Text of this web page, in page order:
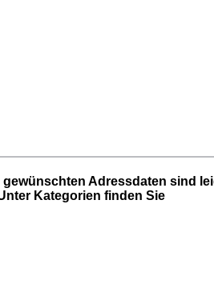
Adressdaten sind
Kategorien finden Sie